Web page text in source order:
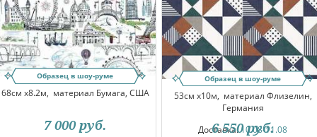
Образец в шоу-руме
68см x8.2м, материал Бумага, США
7 000 руб.
Образец в шоу-руме
53см x10м, материал Флизелин,
Германия
Доставка:10.08-11.08
6 550 руб.